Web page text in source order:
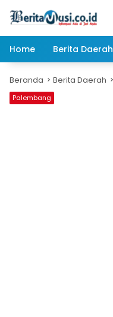
Home
Berita Daerah
Beranda Berita Daerah
Palembang